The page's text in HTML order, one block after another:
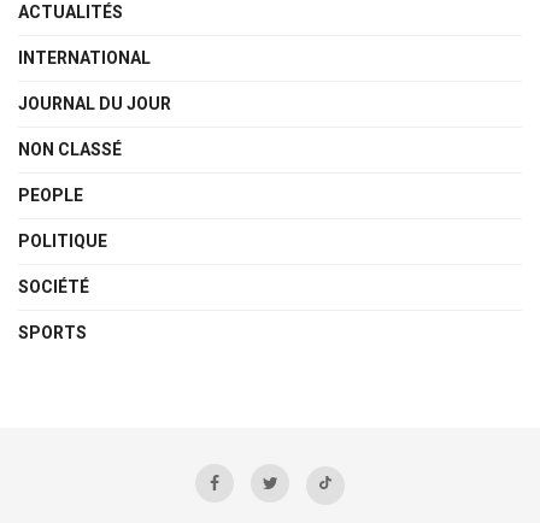
ACTUALITÉS
INTERNATIONAL
JOURNAL DU JOUR
NON CLASSÉ
PEOPLE
POLITIQUE
SOCIÉTÉ
SPORTS